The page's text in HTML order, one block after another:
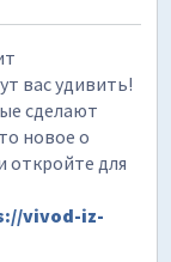
вас удивить!
сделают
новое о
откройте для
vivod-iz-